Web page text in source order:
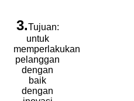
3.Tujuan:
untuk
memperlakukan
pelanggan
dengan
baik
dengan